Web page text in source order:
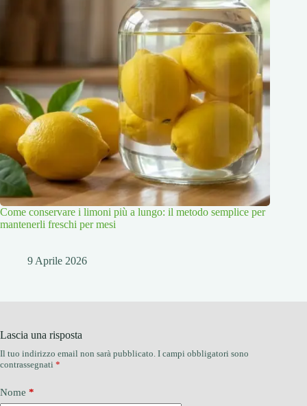
Come conservare i limoni più a lungo: il metodo semplice per
mantenerli freschi per mesi
9 Aprile 2026
Lascia una risposta
Il tuo indirizzo email non sarà pubblicato. I campi obbligatori sono
contrassegnati *
Nome *